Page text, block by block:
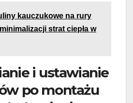
kauczukowe na rury
strat ciepła w
i ustawianie
po montażu